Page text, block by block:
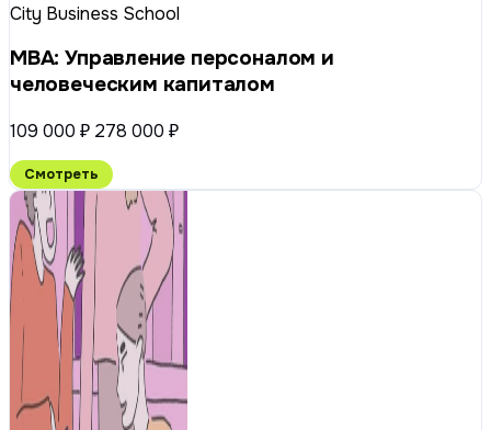
City Business School
МВА: Управление персоналом и
человеческим капиталом
109 000 ₽ 278 000 ₽
Смотреть